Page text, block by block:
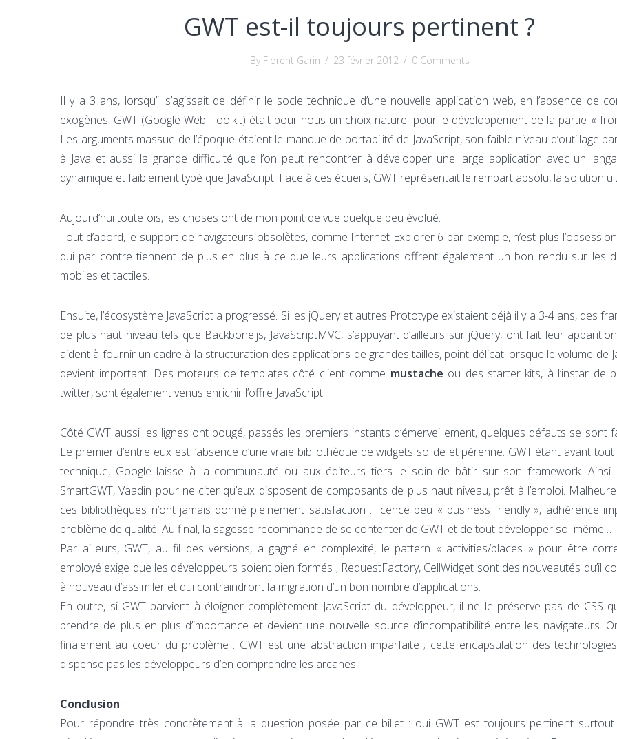
GWT est-il toujours pertinent ?
By Florent Garin / 23 février 2012 / 0 Comments
Il y a 3 ans, lorsqu’il s’agissait de définir le socle technique d’une nouvelle application web, en l’absence de
exogènes, GWT (Google Web Toolkit) était pour nous un choix naturel pour le développement de la partie «
Les arguments massue de l’époque étaient le manque de portabilité de JavaScript, son faible niveau d’outillage
à Java et aussi la grande difficulté que l’on peut rencontrer à développer une large application avec un
dynamique et faiblement typé que JavaScript. Face à ces écueils, GWT représentait le rempart absolu, la solution
Aujourd’hui toutefois, les choses ont de mon point de vue quelque peu évolué.
Tout d’abord, le support de navigateurs obsolètes, comme Internet Explorer 6 par exemple, n’est plus
qui par contre tiennent de plus en plus à ce que leurs applications offrent également un bon rendu sur les
mobiles et tactiles.
Ensuite, l’écosystème JavaScript a progressé. Si les jQuery et autres Prototype existaient déjà il y a 3-4 ans, des
de plus haut niveau tels que Backbone.js, JavaScriptMVC, s’appuyant d’ailleurs sur jQuery, ont fait leur
aident à fournir un cadre à la structuration des applications de grandes tailles, point délicat lorsque le volume de
devient important. Des moteurs de templates côté client comme mustache ou des starter kits, à l’instar de
twitter, sont également venus enrichir l’offre JavaScript.
Côté GWT aussi les lignes ont bougé, passés les premiers instants d’émerveillement, quelques défauts se sont
Le premier d’entre eux est l’absence d’une vraie bibliothèque de widgets solide et pérenne. GWT étant avant
technique, Google laisse à la communauté ou aux éditeurs tiers le soin de bâtir sur son framework. Ainsi
SmartGWT, Vaadin pour ne citer qu’eux disposent de composants de plus haut niveau, prêt à l’emploi.
ces bibliothèques n’ont jamais donné pleinement satisfaction : licence peu « business friendly », adhérence
problème de qualité. Au final, la sagesse recommande de se contenter de GWT et de tout développer soi-même…
Par ailleurs, GWT, au fil des versions, a gagné en complexité, le pattern « activities/places » pour être
employé exige que les développeurs soient bien formés ; RequestFactory, CellWidget sont des nouveautés qu’il
à nouveau d’assimiler et qui contraindront la migration d’un bon nombre d’applications.
En outre, si GWT parvient à éloigner complètement JavaScript du développeur, il ne le préserve pas de CSS
prendre de plus en plus d’importance et devient une nouvelle source d’incompatibilité entre les navigateurs.
finalement au coeur du problème : GWT est une abstraction imparfaite ; cette encapsulation des
dispense pas les développeurs d’en comprendre les arcanes.
Conclusion
Pour répondre très concrètement à la question posée par ce billet : oui GWT est toujours pertinent surtout